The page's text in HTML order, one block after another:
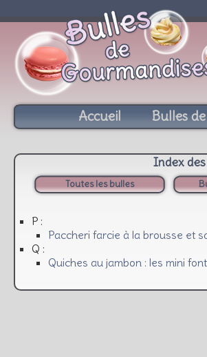
Accueil Bulles
Index
Toutes les bulles
P :
Paccheri farcie à la brousse et
Q :
Quiches au jambon : les mini